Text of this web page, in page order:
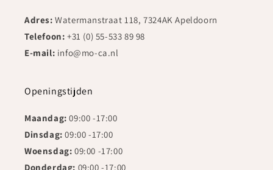
Adres:Watermanstraat 118, 7324AK Apeldoorn
Telefoon: +31 (0) 55-533 89 98
E-mail: info@mo-ca.nl
Openingstijden
Maandag: 09:00 -17:00
Dinsdag:09:00 -17:00
Woensdag: 09:00 -17:00
Donderdag: 09:00 -17:00